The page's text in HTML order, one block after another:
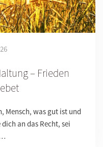
– Frieden
Mensch, was gut ist und
an das Recht, sei